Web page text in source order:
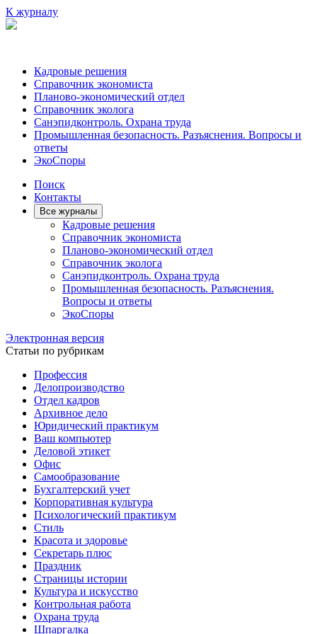
К журналу
Кадровые решения
Справочник экономиста
Планово-экономический отдел
Справочник эколога
Санэпидконтроль. Охрана труда
Промышленная безопасность. Разъяснения. Вопросы и
ответы
ЭкоСпоры
Поиск
Контакты
Все журналы
Кадровые решения
Справочник экономиста
Планово-экономический отдел
Справочник эколога
Санэпидконтроль. Охрана труда
Промышленная безопасность. Разъяснения.
Вопросы и ответы
ЭкоСпоры
Электронная версия
Статьи по рубрикам
Профессия
Делопроизводство
Отдел кадров
Архивное дело
Юридический практикум
Ваш компьютер
Деловой этикет
Офис
Самообразование
Бухгалтерский учет
Корпоративная культура
Психологический практикум
Стиль
Красота и здоровье
Секретарь плюс
Праздник
Страницы истории
Культура и искусство
Контрольная работа
Охрана труда
Шпаргалка